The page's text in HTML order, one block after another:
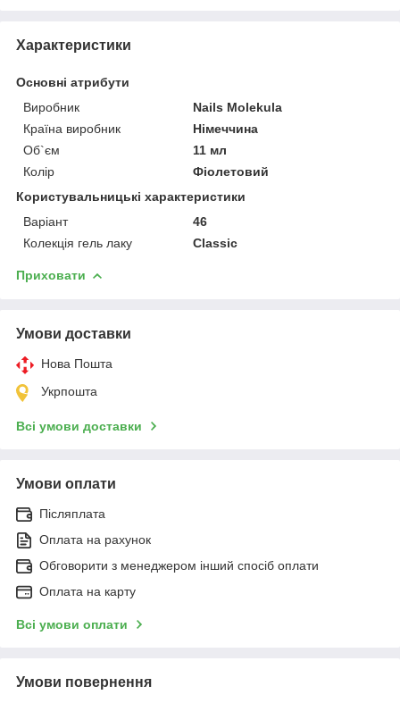
Характеристики
Основні атрибути
Виробник
Nails Molekula
Країна виробник
Німеччина
Об`єм
11 мл
Колір
Фіолетовий
Користувальницькі характеристики
Варіант
46
Колекція гель лаку
Classic
Приховати
Умови доставки
Нова Пошта
Укрпошта
Всі умови доставки
Умови оплати
Післяплата
Оплата на рахунок
Обговорити з менеджером інший спосіб оплати
Оплата на карту
Всі умови оплати
Умови повернення